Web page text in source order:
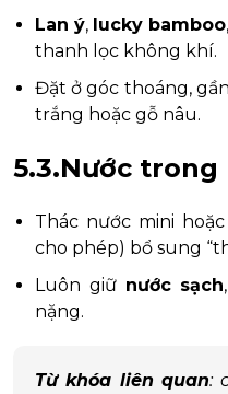
Lan ý, lucky bamboo,
thanh lọc không khí.
Đặt ở góc thoáng,
trắng hoặc gỗ nâu.
5.3.Nước trong
Thác nước mini
cho phép) bổ sung
Luôn giữ nước sạch
nặng.
Từ khóa liên quan: